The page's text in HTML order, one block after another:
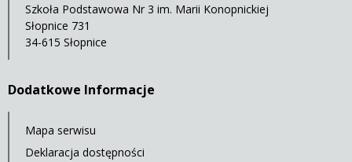
Szkoła Podstawowa Nr 3 im. Marii Konopnickiej
Słopnice 731
34-615 Słopnice
Dodatkowe Informacje
Mapa serwisu
Deklaracja dostępności